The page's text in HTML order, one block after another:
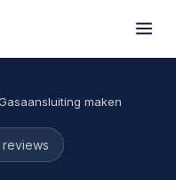
maken